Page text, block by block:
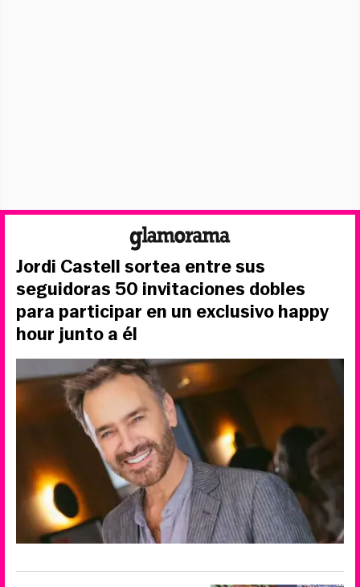
Jordi Castell sortea entre sus
seguidoras 50 invitaciones dobles
para participar en un exclusivo happy
hour junto a él